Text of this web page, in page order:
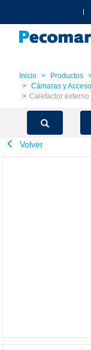
|
Inicio Productos
Cámaras y
Calefactor
Volver